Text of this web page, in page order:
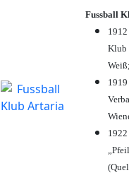
Fussball
Klub
Weiß;